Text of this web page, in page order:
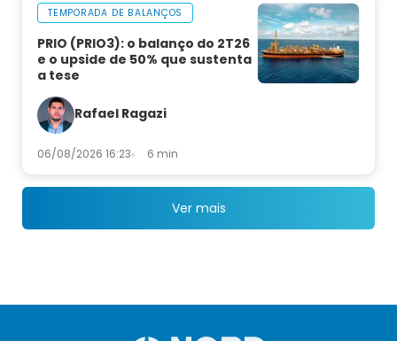
TEMPORADA DE BALANÇOS
PRIO (PRIO3): o balanço do 2T26
e o upside de 50% que sustenta
a tese
Rafael Ragazi
06/08/2026 16:23 6 min
Ver mais